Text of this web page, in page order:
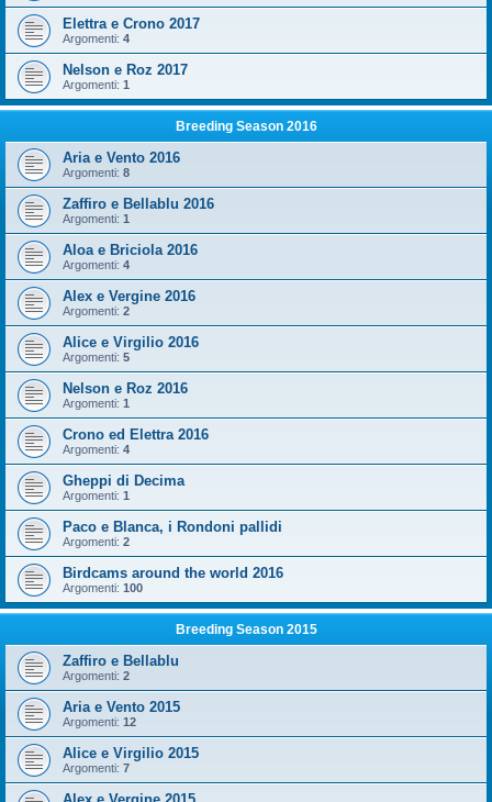
Elettra e Crono 2017
Argomenti: 4
Nelson e Roz 2017
Argomenti: 1
Breeding Season 2016
Aria e Vento 2016
Argomenti: 8
Zaffiro e Bellablu 2016
Argomenti: 1
Aloa e Briciola 2016
Argomenti: 4
Alex e Vergine 2016
Argomenti: 2
Alice e Virgilio 2016
Argomenti: 5
Nelson e Roz 2016
Argomenti: 1
Crono ed Elettra 2016
Argomenti: 4
Gheppi di Decima
Argomenti: 1
Paco e Blanca, i Rondoni pallidi
Argomenti: 2
Birdcams around the world 2016
Argomenti: 100
Breeding Season 2015
Zaffiro e Bellablu
Argomenti: 2
Aria e Vento 2015
Argomenti: 12
Alice e Virgilio 2015
Argomenti: 7